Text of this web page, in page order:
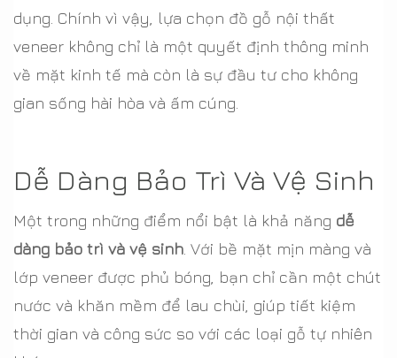
dụng. Chính vì vậy, lựa chọn đồ gỗ nội thất
veneer không chỉ là một quyết định thông minh
về mặt kinh tế mà còn là sự đầu tư cho không
gian sống hài hòa và ấm cúng.
Dễ Dàng Bảo Trì Và Vệ Sinh
Một trong những điểm nổi bật là khả năng dễ
dàng bảo trì và vệ sinh . Với bề mặt mịn màng và
lớp veneer được phủ bóng, bạn chỉ cần một chút
nước và khăn mềm để lau chùi, giúp tiết kiệm
thời gian và công sức so với các loại gỗ tự nhiên